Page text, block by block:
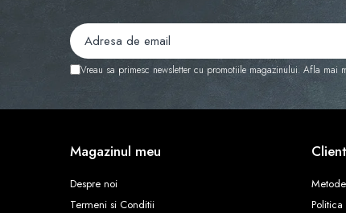
Vreau sa primesc newsletter cu promotiile magazinului. Afla mai
Magazinul meu
Despre noi
Termeni si Conditii